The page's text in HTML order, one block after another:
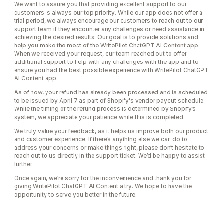
We want to assure you that providing excellent support to our
customers is always our top priority. While our app does not offer a
trial period, we always encourage our customers to reach out to our
support team if they encounter any challenges or need assistance in
achieving the desired results. Our goal is to provide solutions and
help you make the most of the WritePilot ChatGPT AI Content app.
When we received your request, our team reached out to offer
additional support to help with any challenges with the app and to
ensure you had the best possible experience with WritePilot ChatGPT
AI Content app.
As of now, your refund has already been processed and is scheduled
to be issued by April 7 as part of Shopify's vendor payout schedule.
While the timing of the refund process is determined by Shopify’s
system, we appreciate your patience while this is completed.
We truly value your feedback, as it helps us improve both our product
and customer experience. If there’s anything else we can do to
address your concerns or make things right, please don’t hesitate to
reach out to us directly in the support ticket. We’d be happy to assist
further.
Once again, we’re sorry for the inconvenience and thank you for
giving WritePilot ChatGPT AI Content a try. We hope to have the
opportunity to serve you better in the future.